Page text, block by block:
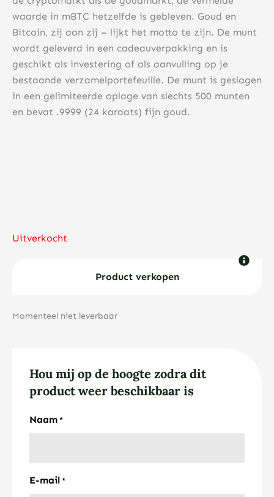
waarde in mBTC hetzelfde is gebleven. Goud en
Bitcoin, zij aan zij – lijkt het motto te zijn. De munt
wordt geleverd in een cadeauverpakking en is
geschikt als investering of als aanvulling op je
bestaande verzamelportefeuille. De munt is geslagen
in een gelimiteerde oplage van slechts 500 munten
en bevat .9999 (24 karaats) fijn goud.
Uitverkocht
Product verkopen
Momenteel niet leverbaar
Hou mij op de hoogte zodra dit
product weer beschikbaar is
Naam *
E-mail *